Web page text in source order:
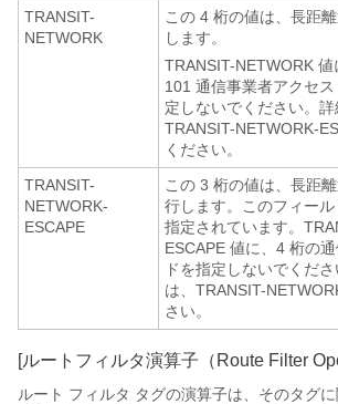
TRANSIT-
NETWORK
この 4 桁の値は、長距
します。
TRANSIT-NETWORK 値
101 通信事業者アクセ
定しないでください。詳
TRANSIT-NETWORK-
ください。
TRANSIT-
NETWORK-
ESCAPE
この 3 桁の値は、長距
行します。このフィー
指定されています。
ESCAPE 値に、4 桁の
ドを指定しないでくだ
は、TRANSIT-
さい。
[ルートフィルタ演算子（Route Filter
ルート フィルタ タグの演算子は、そのタグ